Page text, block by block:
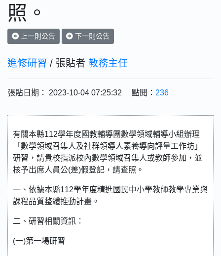
照。
上一則公告 下一則公告
進修研習 / 張貼者 教務主任
張貼日期： 2023-10-04 07:25:32 點閱： 236
有關本縣112學年度國教輔導團數學領域輔導小組辦理
「數學領域召集人及社群領導人素養導向評量工作坊」
研習，請貴校指派校內數學領域召集人或教師參加，並
核予出席人員公(差)假登記，請查照。
一、依據本縣112學年度精進國民中小學教師教學專業與
課程品質整體推動計畫。
二、研習相關資訊：
(一)第一場研習